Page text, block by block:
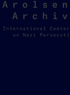
Arolsen
Archives